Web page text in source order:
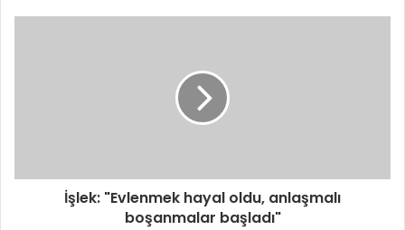
İşlek: "Evlenmek hayal oldu, anlaşmalı
boşanmalar başladı"